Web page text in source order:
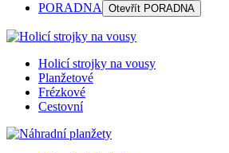
PORADNA Otevřít PORADNA
Holicí strojky na vousy
Planžetové
Frézkové
Cestovní